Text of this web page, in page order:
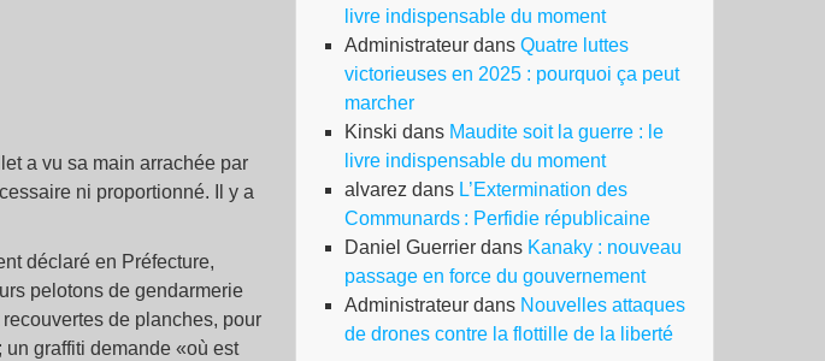
a vu sa main arrachée par
ni proportionné. Il y a
déclaré en Préfecture,
pelotons de gendarmerie
de planches, pour
graffiti demande «où est
livre indispensable du moment
Administrateur dans Quatre luttes
victorieuses en 2025 : pourquoi ça peut
marcher
Kinski dans Maudite soit la guerre : le
livre indispensable du moment
alvarez dans L’Extermination des
Communards : Perfidie républicaine
Daniel Guerrier dans Kanaky : nouveau
passage en force du gouvernement
Administrateur dans Nouvelles attaques
de drones contre la flottille de la liberté